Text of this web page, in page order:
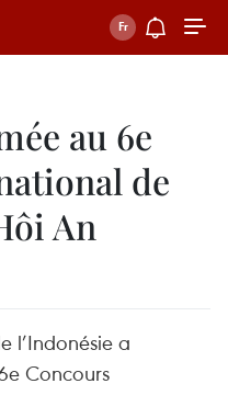
au 6e
de
An
l’Indonésie a
Concours